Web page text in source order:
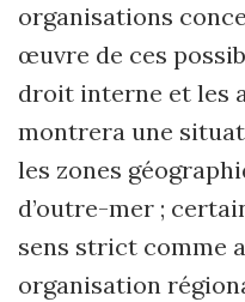
organisations
œuvre de ces
droit interne et les
montrera une
les zones
d’outre-mer ;
sens strict comme
organisation